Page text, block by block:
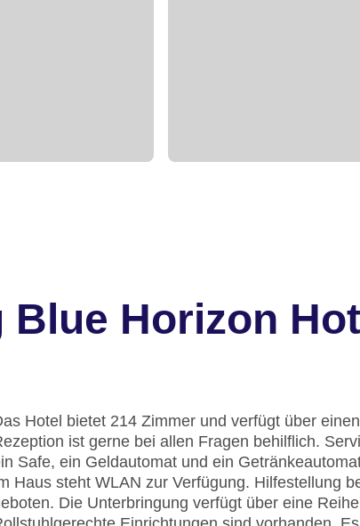
Horizon
Hotel bietet 214 Zimmer und verfügt über
ist gerne bei allen Fragen behilflich.
Safe, ein Geldautomat und ein
Haus steht WLAN zur Verfügung. Hilfestellung
Die Unterbringung verfügt über eine